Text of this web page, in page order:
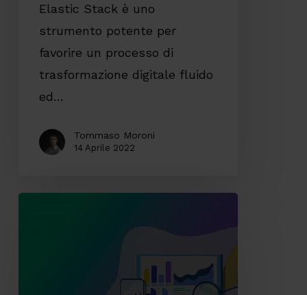
Elastic Stack è uno
strumento potente per
favorire un processo di
trasformazione digitale fluido
ed…
Tommaso Moroni
14 Aprile 2022